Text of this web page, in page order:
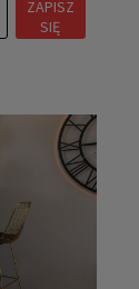
ZAPISZ
SIĘ